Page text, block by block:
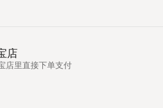
店
店里直接下单支付